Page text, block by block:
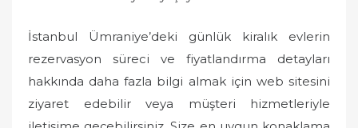
İstanbul Ümraniye’deki günlük kiralık evlerin
rezervasyon süreci ve fiyatlandırma detayları
hakkında daha fazla bilgi almak için web sitesini
ziyaret edebilir veya müşteri hizmetleriyle